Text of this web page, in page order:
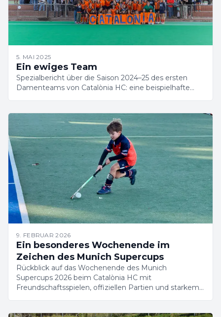
5. MAI 2025
Ein ewiges Team
Spezialbericht über die Saison 2024–25 des ersten
Damenteams von Catalònia HC: eine beispielhafte
9. FEBRUAR 2026
Ein besonderes Wochenende im
Zeichen des Munich Supercups
Rückblick auf das Wochenende des Munich
Supercups 2026 beim Catalònia HC mit
Freundschaftsspielen, offiziellen Partien und starkem